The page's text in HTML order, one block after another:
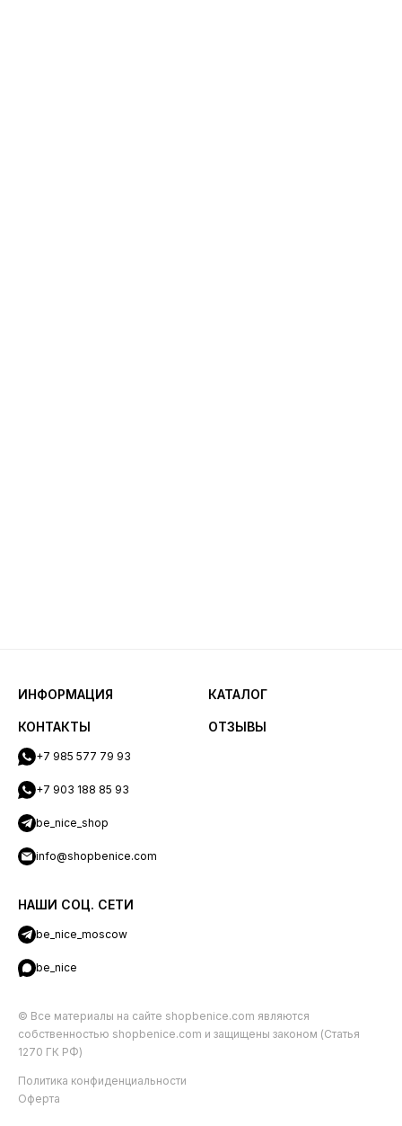
ИНФОРМАЦИЯ КАТАЛОГ
КОНТАКТЫ
+7 985 577 79 93
+7 903 188 85 93
be_nice_shop
info@shopbenice.com
НАШИ СОЦ. СЕТИ
be_nice_moscow
be_nice
ОТЗЫВЫ
© Все материалы на сайте shopbenice.com являются
собственностью shopbenice.com и защищены законом (Статья
1270 ГК РФ)
Политика конфиденциальности
Оферта